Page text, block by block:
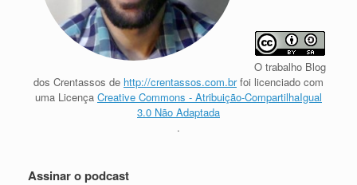
O trabalho Blog
dos Crentassos de http://crentassos.com.brfoi licenciado com
uma Licença Creative Commons - Atribuição-CompartilhaIgual
3.0 Não Adaptada
.
Assinar o podcast